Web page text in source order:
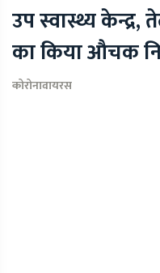
उप स्वास्थ्य केन्द्र,
का किया औचक
कोरोनावायरस